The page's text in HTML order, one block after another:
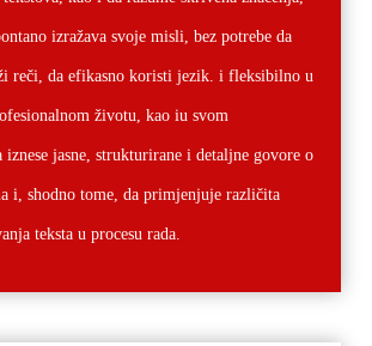
izražava svoje misli, bez potrebe da
reči, da efikasno koristi jezik. i fleksibilno u
životu, kao iu svom
iznese jasne, strukturirane i detaljne govore o
i, shodno tome, da primjenjuje različita
teksta u procesu rada.